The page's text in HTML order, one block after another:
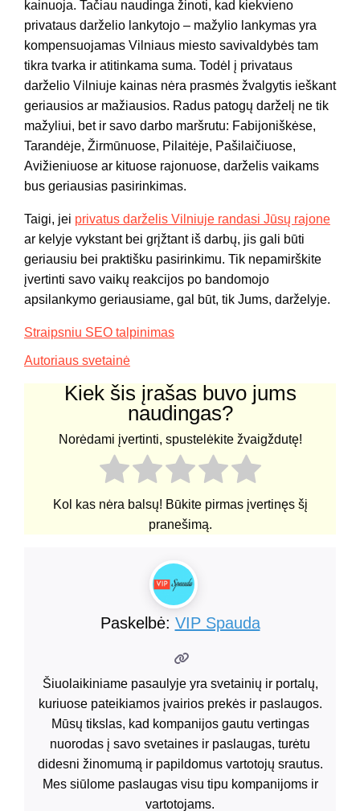
kainuoja. Tačiau naudinga žinoti, kad kiekvieno
privataus darželio lankytojo – mažylio lankymas yra
kompensuojamas Vilniaus miesto savivaldybės tam
tikra tvarka ir atitinkama suma. Todėl į privataus
darželio Vilniuje kainas nėra prasmės žvalgytis ieškant
geriausios ar mažiausios. Radus patogų darželį ne tik
mažyliui, bet ir savo darbo maršrutu: Fabijoniškėse,
Tarandėje, Žirmūnuose, Pilaitėje, Pašilaičiuose,
Avižieniuose ar kituose rajonuose, darželis vaikams
bus geriausias pasirinkimas.
Taigi, jei privatus darželis Vilniuje randasi Jūsų rajone
ar kelyje vykstant bei grįžtant iš darbų, jis gali būti
geriausiu bei praktišku pasirinkimu. Tik nepamirškite
įvertinti savo vaikų reakcijos po bandomojo
apsilankymo geriausiame, gal būt, tik Jums, darželyje.
Straipsniu SEO talpinimas
Autoriaus svetainė
Kiek šis įrašas buvo jums
naudingas?
Norėdami įvertinti, spustelėkite žvaigždutę!
Kol kas nėra balsų! Būkite pirmas įvertinęs šį
pranešimą.
Paskelbė: VIP Spauda
Šiuolaikiniame pasaulyje yra svetainių ir portalų,
kuriuose pateikiamos įvairios prekės ir paslaugos.
Mūsų tikslas, kad kompanijos gautu vertingas
nuorodas į savo svetaines ir paslaugas, turėtu
didesni žinomumą ir papildomus vartotojų srautus.
Mes siūlome paslaugas visu tipu kompanijoms ir
vartotojams.